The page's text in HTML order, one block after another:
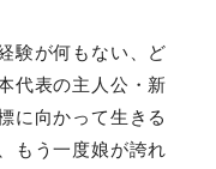
験が何もない、ど
代表の主人公・新
に向かって生きる
もう一度娘が誇れ